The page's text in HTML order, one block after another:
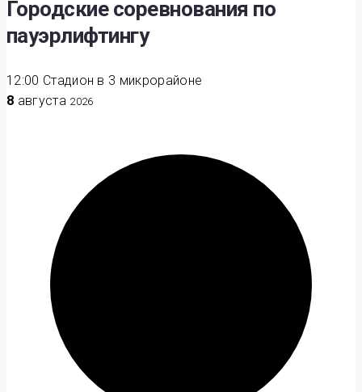
Городские соревнования по
пауэрлифтингу
12:00 Стадион в 3 микрорайоне
8 августа 2026